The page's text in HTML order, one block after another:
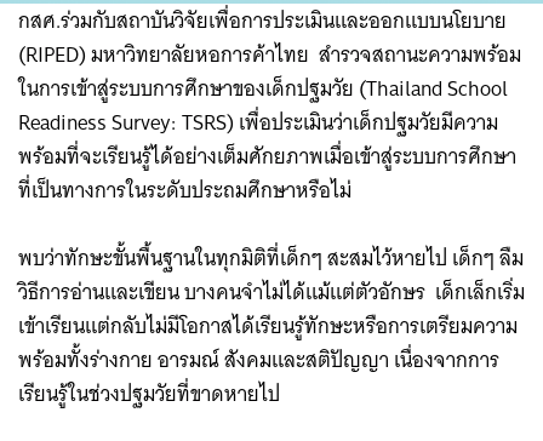
กสศ.ร่วมกับสถาบันวิจัยเพื่อการประเมินและออกแบบนโยบาย
(RIPED) มหาวิทยาลัยหอการค้าไทย สำรวจสถานะความพร้อม
ในการเข้าสู่ระบบการศึกษาของเด็กปฐมวัย (Thailand School
Readiness Survey: TSRS) เพื่อประเมินว่าเด็กปฐมวัยมีความ
พร้อมที่จะเรียนรู้ได้อย่างเต็มศักยภาพเมื่อเข้าสู่ระบบการศึกษา
ที่เป็นทางการในระดับประถมศึกษาหรือไม่
พบว่าทักษะขั้นพื้นฐานในทุกมิติที่เด็กๆ สะสมไว้หายไป เด็กๆ ลืม
วิธีการอ่านและเขียน บางคนจำไม่ได้แม้แต่ตัวอักษร เด็กเล็กเริ่ม
เข้าเรียนแต่กลับไม่มีโอกาสได้เรียนรู้ทักษะหรือการเตรียมความ
พร้อมทั้งร่างกาย อารมณ์ สังคมและสติปัญญา เนื่องจากการ
เรียนรู้ในช่วงปฐมวัยที่ขาดหายไป